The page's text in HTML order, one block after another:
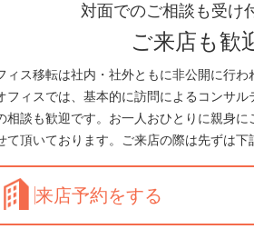
対面でのご相談も受け
ご来店も歓
ィス移転は社内・社外ともに非公開に行
フィスでは、基本的に訪問によるコンサ
相談も歓迎です。お一人おひとりに親身
て頂いております。ご来店の際は先ずは下
来店予約をする